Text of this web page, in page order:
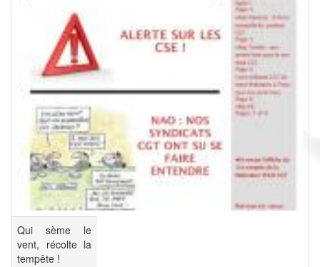
Qui sème le
vent, récolte la
tempête !